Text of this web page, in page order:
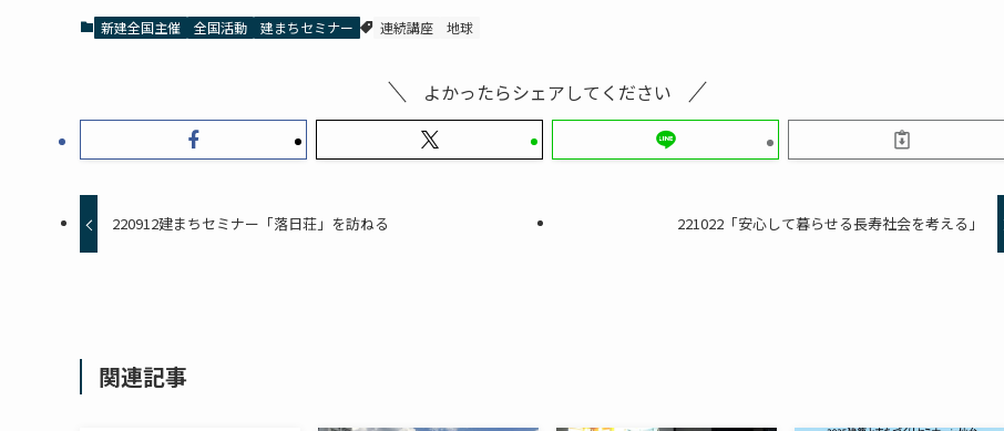
新建全国主催 全国活動 建まちセミナー 連続講座 地球
よかったらシェアしてください
220912建まちセミナー「落日荘」を訪ねる 221022「安心して暮らせる長寿社会を考える」
関連記事